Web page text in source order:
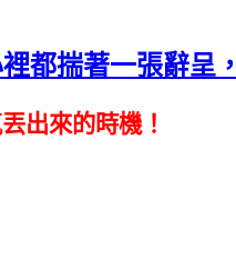
都揣著一張辭呈
出來的時機！